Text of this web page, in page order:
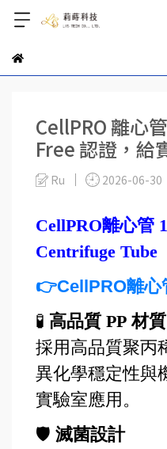
CellPRO 離心
Free 認證，給
Ru 2026-06-30
CellPRO離心管
Centrifuge Tube
👉CellPRO離心
🧪 高品質 PP 材質
採用高品質聚丙
異化學穩定性與
實驗室應用。
🛡️ 滅菌設計